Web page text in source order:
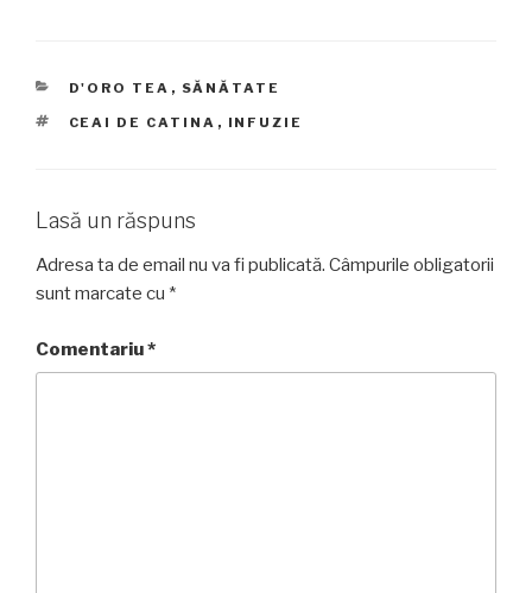
CATEGORII
D'ORO TEA , SĂNĂTATE
ETICHETE
CEAI DE CATINA , INFUZIE
Lasă un răspuns
Adresa ta de email nu va fi publicată. Câmpurile obligatorii
sunt marcate cu *
Comentariu*